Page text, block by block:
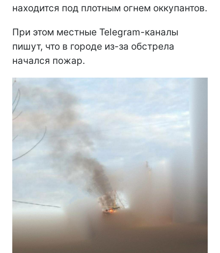
находится под плотным огнем оккупантов.
При этом местные Telegram-каналы
пишут, что в городе из-за обстрела
начался пожар.